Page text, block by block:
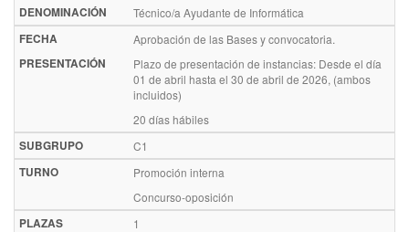
DENOMINACIÓN
Técnico/a Ayudante de Informática
FECHA
PRESENTACIÓN
Aprobación de las Bases y convocatoria.
Plazo de presentación de instancias: Desde el día
01 de abril hasta el 30 de abril de 2026, (ambos
incluidos)
20 días hábiles
SUBGRUPO
C1
TURNO
Promoción interna
Concurso-oposición
PLAZAS
1